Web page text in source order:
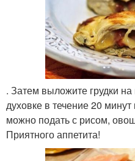
. Затем выложите грудки на
духовке в течение 20
можно подать с рисом,
Приятного аппетита!